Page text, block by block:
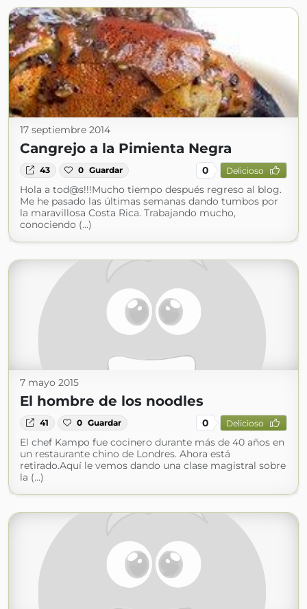
17 septiembre 2014
Cangrejo a la Pimienta Negra
43 0 Guardar 0 Delicioso
Hola a tod@s!!!Mucho tiempo después regreso al blog.
Me he pasado las últimas semanas dando tumbos por
la maravillosa Costa Rica. Trabajando mucho,
conociendo (...)
7 mayo 2015
El hombre de los noodles
41 0 Guardar 0 Delicioso
El chef Kampo fue cocinero durante más de 40 años en
un restaurante chino de Londres. Ahora está
retirado.Aquí le vemos dando una clase magistral sobre
la (...)